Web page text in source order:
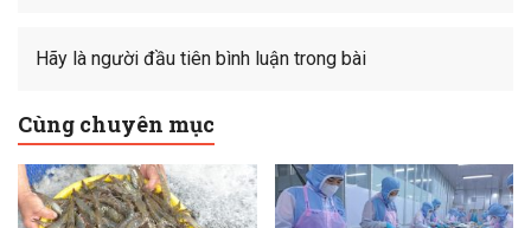
Hãy là người đầu tiên bình luận trong bài
Cùng chuyên mục